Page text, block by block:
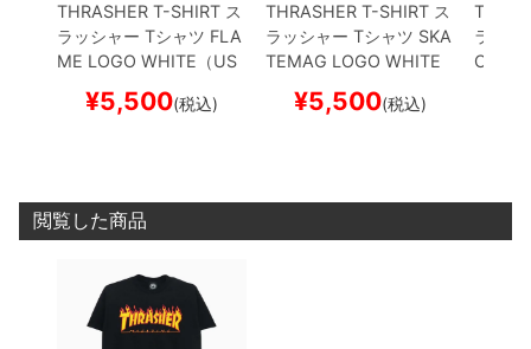
THRASHER T-SHIRT ス
ラッシャー Tシャツ FLA
ME LOGO WHITE（US
スケボー
¥5,500(税込)
THRASHER T-SHIRT ス
ラッシャー Tシャツ SKA
TEMAG LOGO WHITE
ートボード スケボー
¥5,500(税込)
ラッシ
閲覧した商品